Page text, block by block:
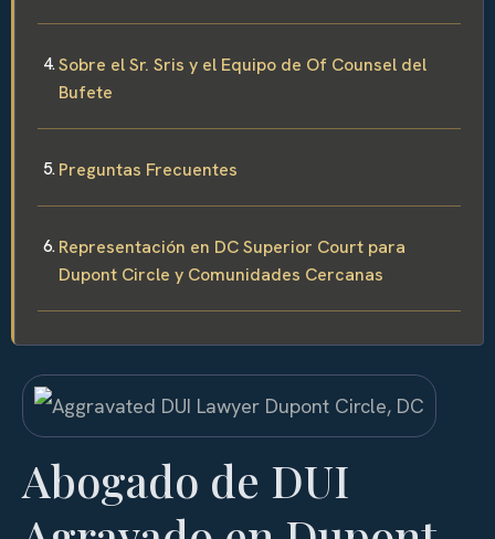
Sobre el Sr. Sris y el Equipo de Of Counsel del
Bufete
Preguntas Frecuentes
Representación en DC Superior Court para
Dupont Circle y Comunidades Cercanas
Abogado de DUI